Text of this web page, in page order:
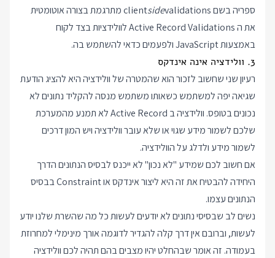
ספריה בשם clientsidevalidations
מתרגמת בצורה אוטומטית
את ה Active Record Validations לוולידציות בצד לקוח
באמצעות JavaScript ולפעמים כדאי להשתמש בה.
3. וולידציה אינה אינדקס
רעיון שני שחשוב לזכור הוא שהמטרה של וולידציה היא להציג הודעת
שגיאה יפה למשתמש כשאותו משתמש מנסה להקליד נתונים לא
נכונים בטופס. וולידציה ב Active Record לא תמנע מהמערכת
שלכם לשמור מידע שגוי או שלא עובר וולידציה ויש המון דרכים
לשמור מידע ולדלג על הוולידציה.
אם חשוב לכם שמידע "לא נכון" לא ייכנס לבסיס הנתונים הדרך
היחידה להבטיח את זה היא ליצור אינדקס או Constraint בבסיס
הנתונים עצמו.
נשים לב שבסיסי נתונים לא יודעים לעשות כל מה שהשרת שלנו יודע
לעשות, וברובם אין דרך קלה להגדיר לדוגמה אורך מינימלי למחרוזת
בעמודה. זה אומר שבהחלט יהיו מצבים בהם תהיה לכם וולידציה